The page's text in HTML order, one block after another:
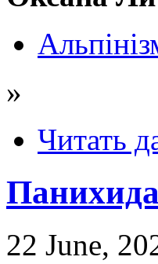
»
Читать
22 June,